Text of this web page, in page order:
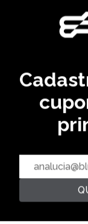
distinctio
cupiditate
praesentium
CAMISETA DRY BASKET -